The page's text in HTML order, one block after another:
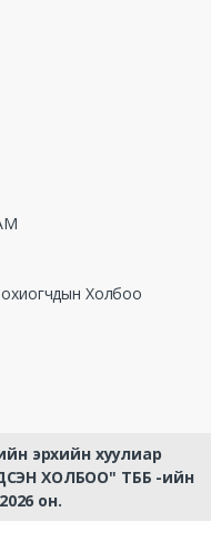
Холбоо
эрхийн хуулиар
ХОЛБОО" ТББ -ийн
он.